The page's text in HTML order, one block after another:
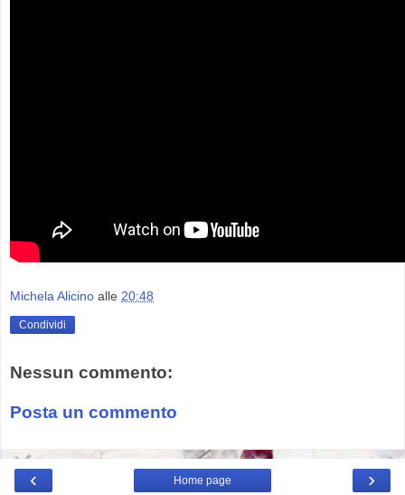
Michela Alicino alle 20:48
Condividi
Nessun commento:
Posta un commento
‹ ›
Home page